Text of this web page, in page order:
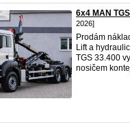
6x4 MAN
2026]
Prodám
Lift a
TGS 33.400
nosičem